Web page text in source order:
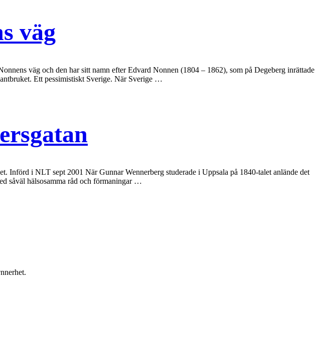
väg
väg och den har sitt namn efter Edvard Nonnen (1804 – 1862), som på Degeberg inrättade
Ett pessimistiskt Sverige. När Sverige …
Införd i NLT sept 2001 När Gunnar Wennerberg studerade i Uppsala på 1840-talet anlände det
såväl hälsosamma råd och förmaningar …